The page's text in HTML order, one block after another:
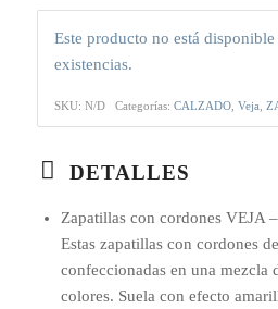
Este producto no está
existencias.
SKU: N/D Categorías: CALZADO, Veja
DETALLES
Zapatillas con cordones VEJA
Estas zapatillas con cordones
confeccionadas en una mezcla
colores. Suela con efecto